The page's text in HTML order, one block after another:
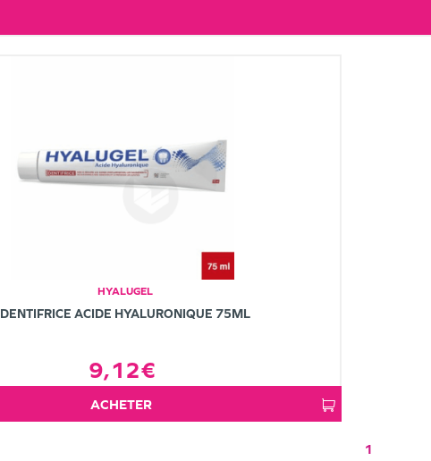
HYALUGEL
DENTIFRICE ACIDE HYALURONIQUE 75ML
9,12€
ACHETER
1